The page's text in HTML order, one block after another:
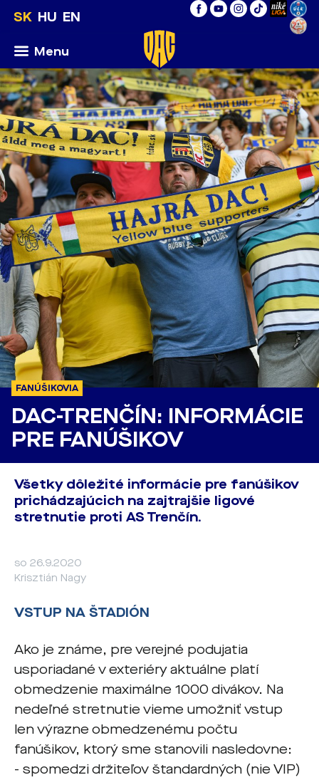
SK HU EN
Menu
FANÚŠIKOVIA
DAC-TRENČÍN: INFORMÁCIE
PRE FANÚŠIKOV
Všetky dôležité informácie pre fanúšikov
prichádzajúcich na zajtrajšie ligové
stretnutie proti AS Trenčín.
so 26.9.2020
Krisztián Nagy
VSTUP NA ŠTADIÓN
Ako je známe, pre verejné podujatia
usporiadané v exteriéry aktuálne platí
obmedzenie maximálne 1000 divákov. Na
nedeľné stretnutie vieme umožniť vstup
len výrazne obmedzenému počtu
fanúšikov, ktorý sme stanovili nasledovne:
- spomedzi držiteľov štandardných (nie VIP)